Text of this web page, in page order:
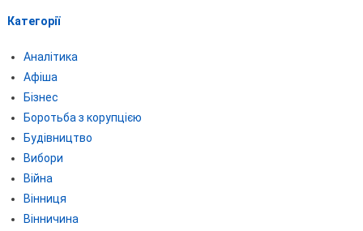
Категорії
Аналітика
Афіша
Бізнес
Боротьба з корупцією
Будівництво
Вибори
Війна
Вінниця
Вінничина